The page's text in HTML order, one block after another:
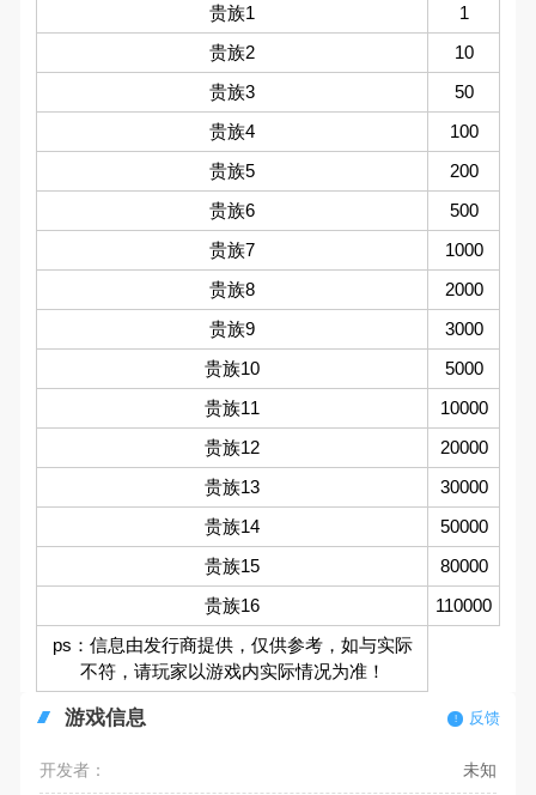
贵族1
1
贵族2
10
贵族3
50
贵族4
100
贵族5
200
贵族6
500
贵族7
1000
贵族8
2000
贵族9
3000
贵族10
5000
贵族11
10000
贵族12
20000
贵族13
30000
贵族14
50000
贵族15
80000
贵族16
110000
ps：信息由发行商提供，仅供参考，如与实际
不符，请玩家以游戏内实际情况为准！
游戏信息 反馈
开发者： 未知